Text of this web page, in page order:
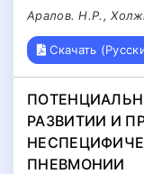
Аралов. Н.Р.,
Скачать
РАЗВИТИИ И
ПНЕВМОНИИ